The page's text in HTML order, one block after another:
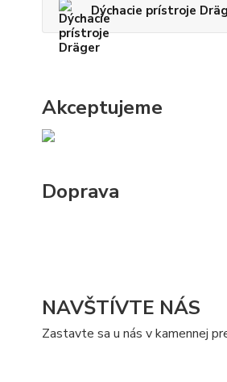
Dýchacie prístroje
Akceptujeme
Doprava
NAVŠTÍVTE NÁS
Zastavte sa u nás v kamennej